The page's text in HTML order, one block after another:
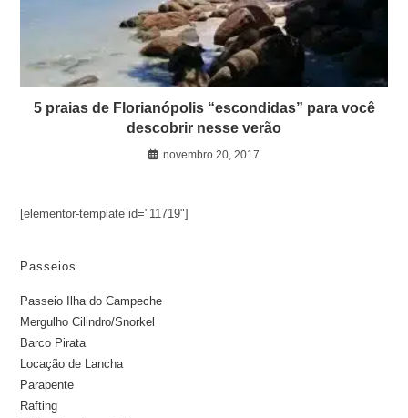
5 praias de Florianópolis “escondidas” para você
descobrir nesse verão
novembro 20, 2017
[elementor-template id="11719"]
Passeios
Passeio Ilha do Campeche
Mergulho Cilindro/Snorkel
Barco Pirata
Locação de Lancha
Parapente
Rafting